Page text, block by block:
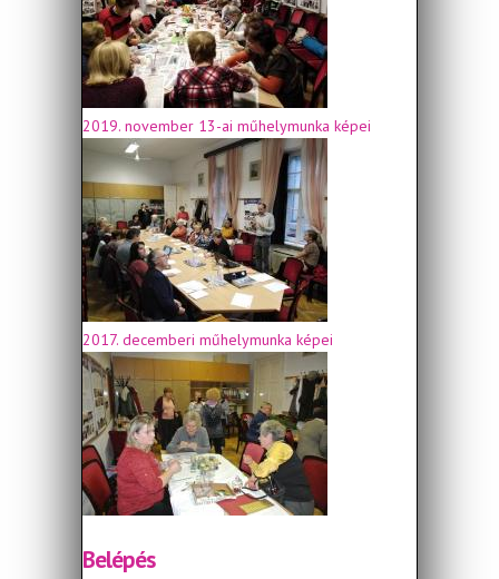
2019. november 13-ai műhelymunka képei
2017. decemberi műhelymunka képei
Belépés